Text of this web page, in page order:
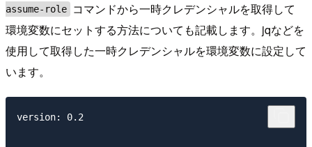
assume-role
コマンドから一時クレデンシャルを取得して
環境変数にセットする方法についても記載します。jqなどを
使用して取得した一時クレデンシャルを環境変数に設定して
います。
version: 0.2